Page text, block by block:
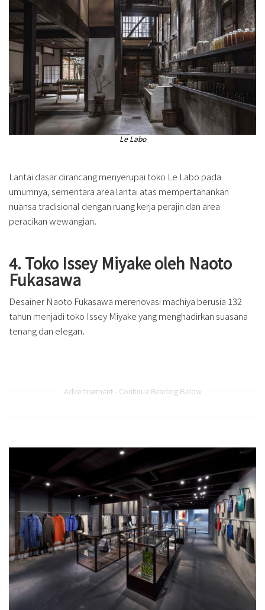
Le Labo
Lantai dasar dirancang menyerupai toko Le Labo pada
umumnya, sementara area lantai atas mempertahankan
nuansa tradisional dengan ruang kerja perajin dan area
peracikan wewangian.
4. Toko Issey Miyake oleh Naoto
Fukasawa
Desainer Naoto Fukasawa merenovasi machiya berusia 132
tahun menjadi toko Issey Miyake yang menghadirkan suasana
tenang dan elegan.
Advertisement - Continue Reading Below